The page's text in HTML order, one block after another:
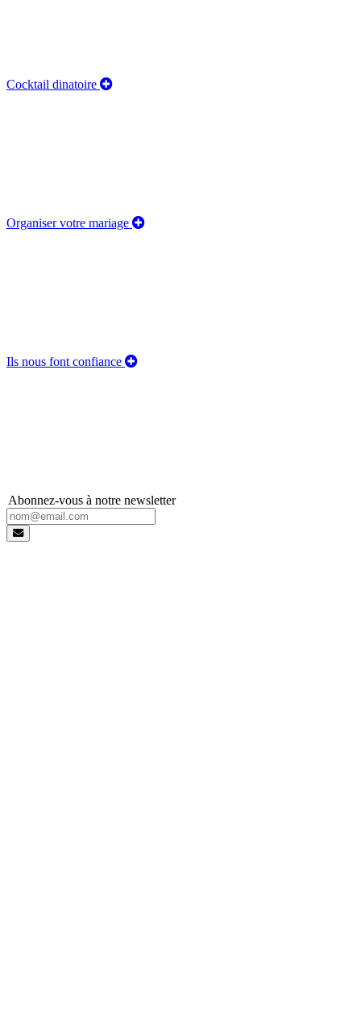
Cocktail dinatoire
Organiser votre mariage
Ils nous font confiance
Abonnez-vous à notre newsletter